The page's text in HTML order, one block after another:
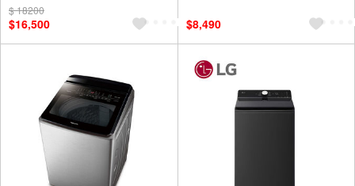
裝跨區費另計,單品未滿1萬元
及使用6期以上分期0利率,需付
基本安裝運費)
$ 18200
$16,500
區費另計,實際收費以專人聯絡
報價為主)
滿額贈券
$8,490